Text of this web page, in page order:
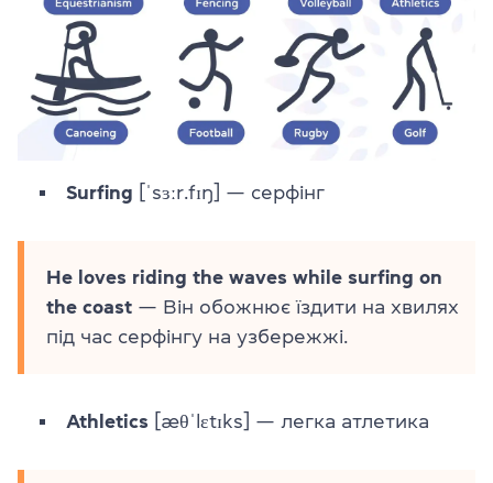
Surfing [ˈsɜːr.fɪŋ] — серфінг
He loves riding the waves while surfing on
the coast — Він обожнює їздити на хвилях
під час серфінгу на узбережжі.
Athletics [æθˈlɛtɪks] — легка атлетика